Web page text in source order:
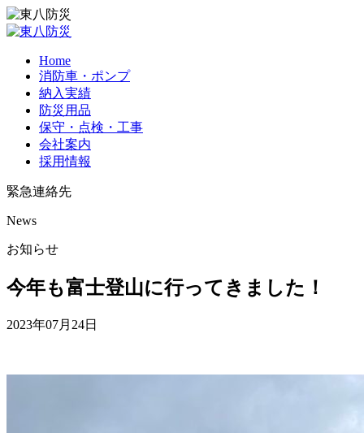
Home
消防車・ポンプ
納入実績
防災用品
保守・点検・工事
会社案内
採用情報
緊急連絡先
News
お知らせ
今年も富士登山に行ってきました！
2023年07月24日